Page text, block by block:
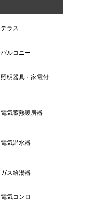
テラス
バルコニー
照明器具・家電付
電気蓄熱暖房器
電気温水器
ガス給湯器
電気コンロ